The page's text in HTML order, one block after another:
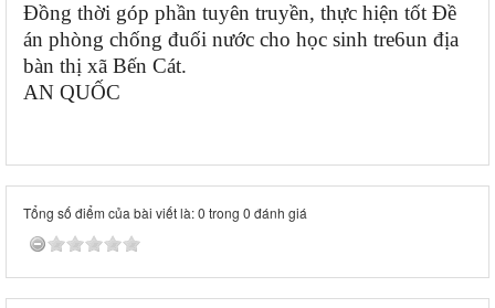
Đồng thời góp phần tuyên truyền, thực hiện tốt Đề
án phòng chống đuối nước cho học sinh tre6un địa
bàn thị xã Bến Cát.
AN QUỐC
Tổng số điểm của bài viết là: 0 trong 0 đánh giá